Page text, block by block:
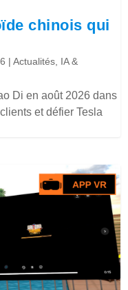
chinois qui
|Actualités IA &
Di en août 2026 dans
et défier Tesla